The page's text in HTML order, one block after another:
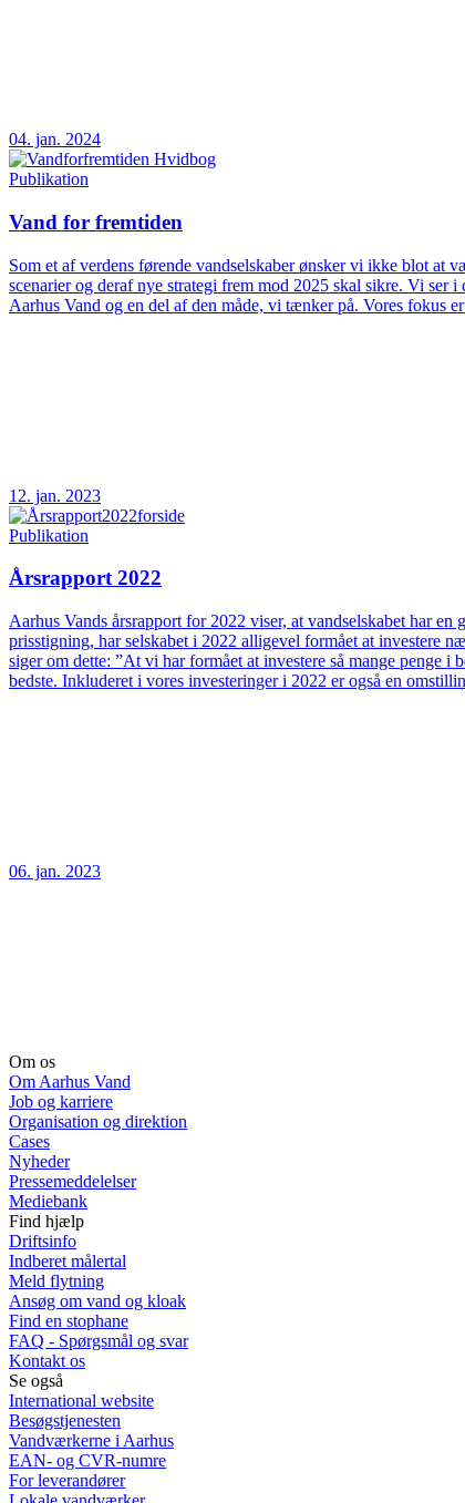
04. jan. 2024
Publikation
Vand for fremtiden
Som et af verdens førende vandselskaber ønsker vi ikke blot
scenarier og deraf nye strategi frem mod 2025 skal sikre. Vi
Aarhus Vand og en del af den måde, vi tænker på. Vores fokus
12. jan. 2023
Publikation
Årsrapport 2022
Aarhus Vands årsrapport for 2022 viser, at vandselskabet har
prisstigning, har selskabet i 2022 alligevel formået at investere
siger om dette: ”At vi har formået at investere så mange penge
bedste. Inkluderet i vores investeringer i 2022 er også en
06. jan. 2023
Om os
Om Aarhus Vand
Job og karriere
Organisation og direktion
Cases
Nyheder
Pressemeddelelser
Mediebank
Find hjælp
Driftsinfo
Indberet målertal
Meld flytning
Ansøg om vand og kloak
Find en stophane
FAQ - Spørgsmål og svar
Kontakt os
Se også
International website
Besøgstjenesten
Vandværkerne i Aarhus
EAN- og CVR-numre
For leverandører